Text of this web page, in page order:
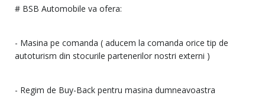
# BSB Automobile va ofera:
- Masina pe comanda ( aducem la comanda orice tip de
autoturism din stocurile partenerilor nostri externi )
- Regim de Buy-Back pentru masina dumneavoastra